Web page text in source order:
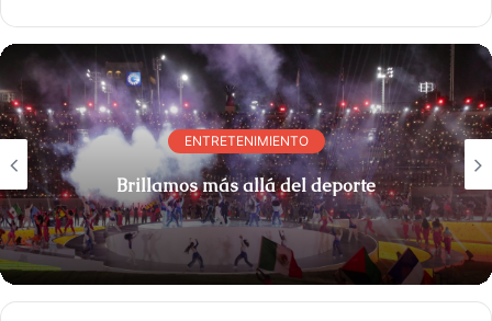
ENTRETENIMIENTO
"Creo que no quiero nada más":
despedida de Neymar de la
Brasil